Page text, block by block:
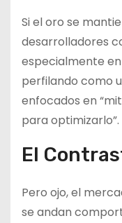
Si el oro se
desarrolladores
especialmente
perfilando como
enfocados en
para
El
Pero ojo, el
se andan